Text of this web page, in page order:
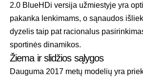
2.0 BlueHDi versija užmiestyje yra
pakanka lenkimams, o sąnaudos
dyzelis taip pat racionalus
sportinės dinamikos.
Žiema ir slidžios sąlygos
Dauguma 2017 metų modelių yra